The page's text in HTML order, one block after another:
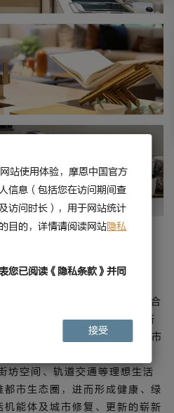
站使用体验，摩恩中国官方
信息（包括您在访问期间查
访问时长），用于网站统计
目的，详情请阅读网站隐私
您已阅读《隐私条款》并同
接受
金茂府
铁建，以城市运营战略，整合
并超越之前15座“金茂府”的新
围内，将7 块土地、 8 种城市
区空间，将墅区、教育、养
坊空间、轨道交通等理想生活
市生态圈，进而形成健康、绿
能体及城市修复、更新的崭新